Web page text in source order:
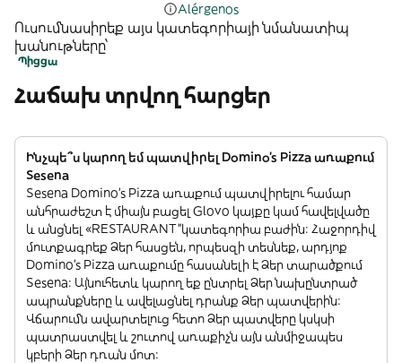
Alérgenos
Ուսումնասիրեք այս կատեգորիայի նմանատիպ
խանութները՝
Պիցցա
Հաճախ տրվող հարցեր
Ինչպե՞ս կարող եմ պատվիրել Domino's Pizza առաքում
Sesena
Sesena Domino's Pizza առաքում պատվիրելու համար
անհրաժեշտ է միայն բացել Glovo կայքը կամ հավելվածը
և անցնել «RESTAURANT”կատեգորիա բաժին: Հաջորդիվ
մուտքագրեք Ձեր հասցեն, որպեսզի տեսնեք, արդյոք
Domino's Pizza առաքումը հասանելի է Ձեր տարածքում
Sesena: Այնուհետև կարող եք ընտրել Ձեր նախընտրած
ապրանքները և ավելացնել դրանք Ձեր պատվերին:
Վճարումն ավարտելուց հետո Ձեր պատվերը կսկսի
պատրաստվել և շուտով առաքիչն այն անմիջապես
կբերի Ձեր դռան մոտ: